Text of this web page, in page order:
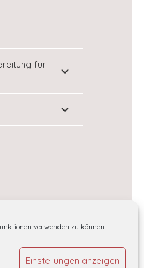
verwenden zu können.
Einstellungen anzeigen
für